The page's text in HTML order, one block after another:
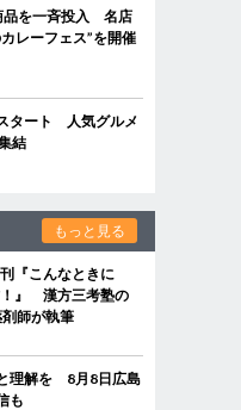
品を一斉投入 名店
レーフェス”を開催
タート 人気グルメ
結
もっと見る
『こんなときに
』 漢方三考塾の
師が執筆
理解を 8月8日広島
も